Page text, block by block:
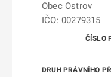
Obec Ostrov
IČO: 00279315